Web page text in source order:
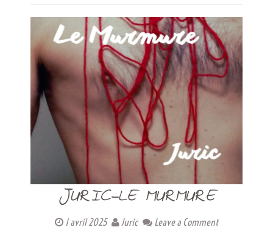
JURIC-LE MURMURE
1 avril 2025 Juric Leave a Comment